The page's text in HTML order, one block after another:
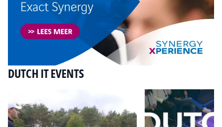
DUTCH IT EVENTS